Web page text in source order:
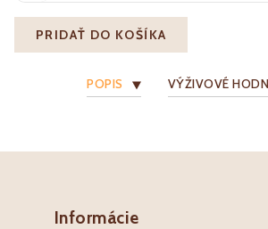
PRIDAŤ DO KOŠÍKA
POPIS VÝŽIVOVÉ
Informácie